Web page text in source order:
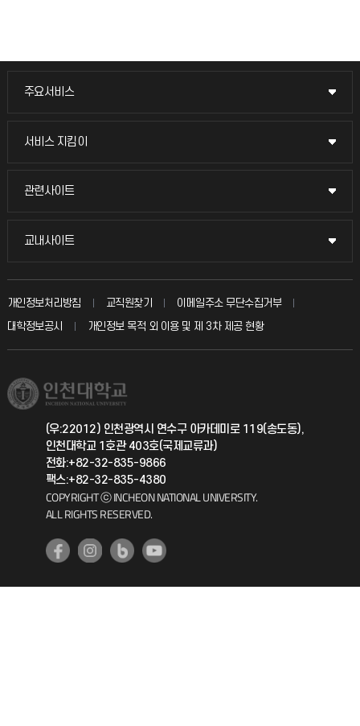
주요서비스
주요서비스
교무회의방송
입학안내
취업정보(학생)
서비스 지킴이
서비스 지킴이
묻고 답하기
칭찬마당
학생서비스 지킴이
관련사이트
관련사이트
국방헬프콜
총동문회
교내사이트
교내사이트
교수회
교육혁신본부
국제지원과
공자아카데미
기초교육원
개인정보처리방침 교직원찾기
이메일주소 무단수집거부
대학정보공시
개인정보 목적 외 이용 및 제 3차 제공 현황
(우:22012) 인천광역시 연수구 아카데미로 119(송도동),
인천대학교 1호관 403호(국제교류과)
전화:+82-32-835-9866
팩스:+82-32-835-4380
COPYRIGHT ⓒ INCHEON NATIONAL UNIVERSITY.
ALL RIGHTS RESERVED.